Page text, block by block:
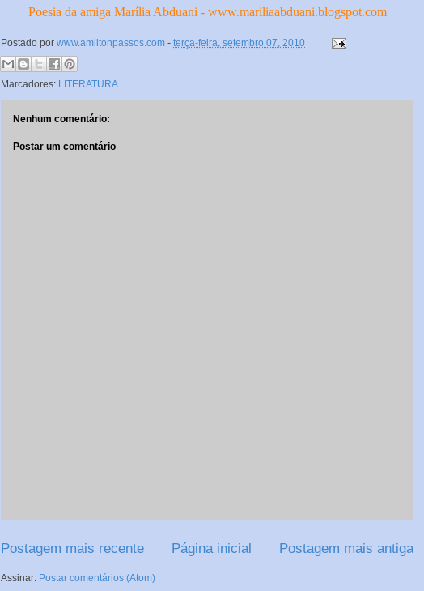
Poesia da amiga Marília Abduani - www.mariliaabduani.blogspot.com
Postado por www.amiltonpassos.com - terça-feira, setembro 07, 2010
Marcadores: LITERATURA
Nenhum comentário:
Postar um comentário
Postagem mais recente Postagem mais antiga
Página inicial
Assinar: Postar comentários (Atom)